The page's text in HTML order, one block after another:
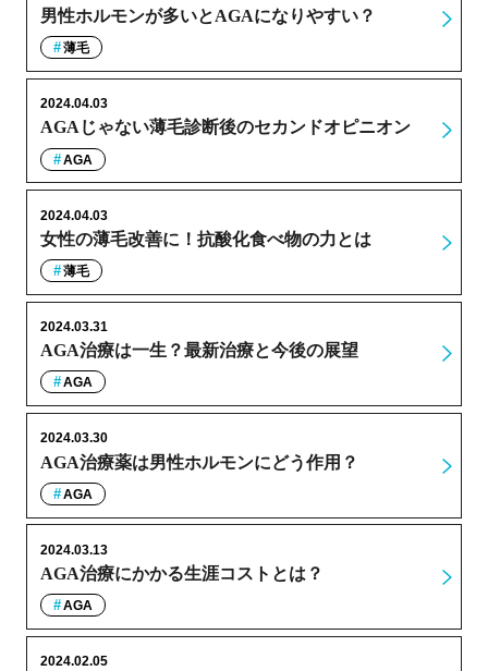
男性ホルモンが多いとAGAになりやすい？
薄毛
AGAじゃない薄毛診断後のセカンドオピニオン
2024.04.03
AGA
女性の薄毛改善に！抗酸化食べ物の力とは
2024.04.03
薄毛
AGA治療は一生？最新治療と今後の展望
2024.03.31
AGA
AGA治療薬は男性ホルモンにどう作用？
2024.03.30
AGA
AGA治療にかかる生涯コストとは？
2024.03.13
AGA
2024.02.05